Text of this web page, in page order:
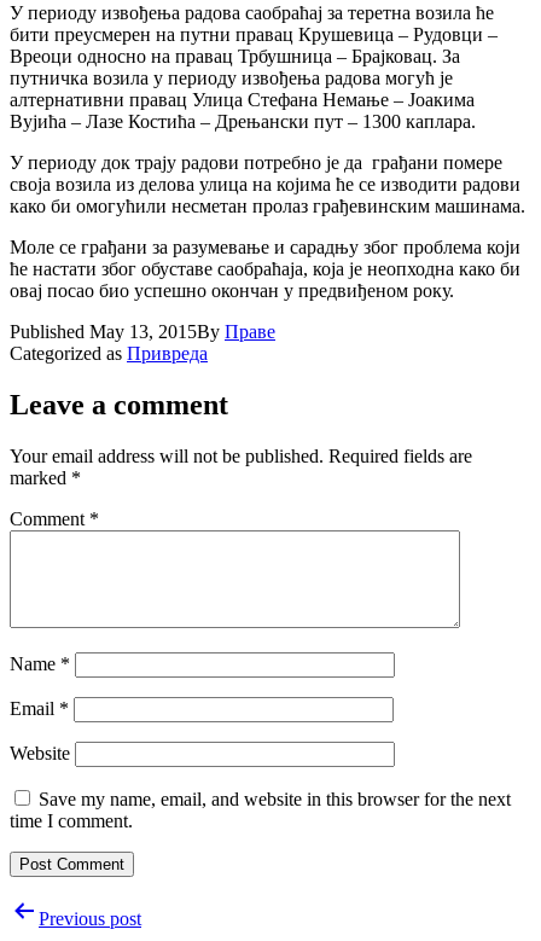
У периоду извођења радова саобраћаj за теретна возила ће
бити преусмерен на путни правац Крушевица – Рудовци –
Вреоци односно на правац Трбушница – Браjковац. За
путничка возила у периоду извођења радова могућ jе
алтернативни правац Улица Стефана Немање – Јоакима
Вуjића – Лазе Костића – Дрењански пут – 1300 каплара.
У периоду док траjу радови потребно jе да грађани помере
своjа возила из делова улица на коjима ће се изводити радови
како би омогућили несметан пролаз грађевинским машинама.
Моле се грађани за разумевање и сарадњу због проблема коjи
ће настати због обуставе саобраћаjа, коjа jе неопходна како би
оваj посао био успешно окончан у предвиђеном року.
Published May 13, 2015By Праве
Categorized as Привреда
Leave a comment
Your email address will not be published. Required fields are
marked *
Comment *
Name *
Email *
Website
Save my name, email, and website in this browser for the next
time I comment.
PostPrevious post